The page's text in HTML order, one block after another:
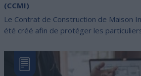
(CCMI)
Le Contrat de Construction de Maison
été créé afin de protéger les